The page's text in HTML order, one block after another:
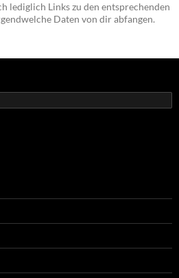
lediglich Links zu den entsprechenden
Daten von dir abfangen.